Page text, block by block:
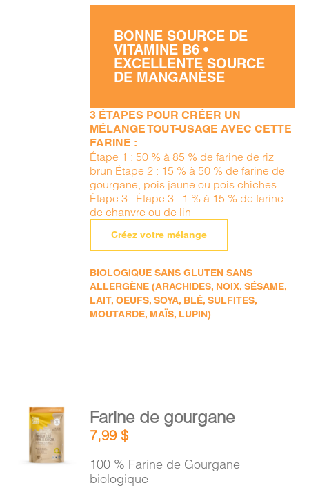
BONNE SOURCE DE
VITAMINE B6 •
EXCELLENTE SOURCE
DE MANGANÈSE
3 ÉTAPES POUR CRÉER UN
MÉLANGE TOUT-USAGE AVEC CETTE
FARINE :
Étape 1 : 50 % à 85 % de farine de riz
brun Étape 2 : 15 % à 50 % de farine de
gourgane, pois jaune ou pois chiches
Étape 3 : Étape 3 : 1 % à 15 % de farine
de chanvre ou de lin
Créez votre mélange
BIOLOGIQUE SANS GLUTEN SANS
ALLERGÈNE (ARACHIDES, NOIX, SÉSAME,
LAIT, OEUFS, SOYA, BLÉ, SULFITES,
MOUTARDE, MAÏS, LUPIN)
AJOUTER
AU
PANIER
Farine de gourgane
7,99$
100 % Farine de Gourgane
biologique